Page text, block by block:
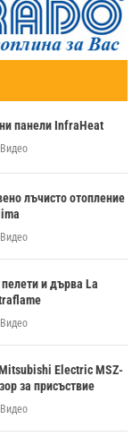
панели InfraHeat
Видео
лъчисто отопление
Видео
и дърва La
Видео
Electric MSZ-
за присъствие
Видео